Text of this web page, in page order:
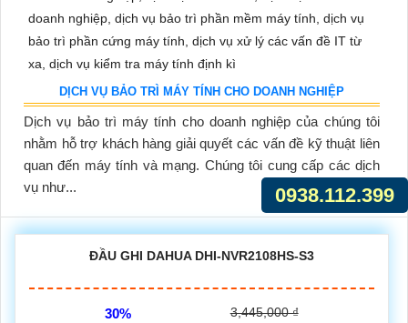
DỊCH VỤ BẢO TRÌ MÁY TÍNH CHO DOANH NGHIỆP
Dịch vụ bảo trì máy tính cho doanh nghiệp của chúng tôi
nhằm hỗ trợ khách hàng giải quyết các vấn đề kỹ thuật liên
quan đến máy tính và mạng. Chúng tôi cung cấp các dịch
vụ như...
ĐẦU GHI DAHUA DHI-NVR2108HS-S3
30% 3,445,000 ₫
0938.112.399